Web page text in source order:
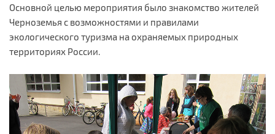
Основной целью мероприятия было знакомство жителей
Черноземья с возможностями и правилами
экологического туризма на охраняемых природных
территориях России.